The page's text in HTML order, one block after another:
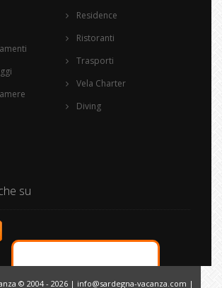
Residence
Ristoranti
Trasporti
Vela Charter
Diving
su
© 2004 - 2026 | info@sardegna-vacanza.com |